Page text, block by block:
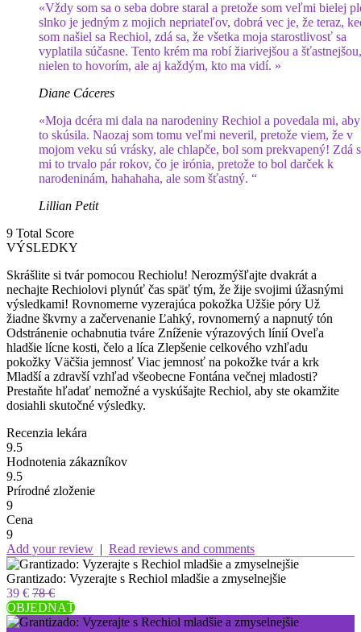
«Vždy som sa o seba dobre staral a pretože som veľmi bielej
slnko je jedným z mojich nepriateľov, dobrá vec je, že teraz,
som našiel sa Rechiol, zdá sa, že všetka moja starostlivosť sa
vyplatila súčasne. Tento krém ma robí žiarivejšou a šťastnejšou,
nielen to hovorím, ale aj každým, kto ma vidí. »
Diane Cáceres
«Moja dcéra mi dala na narodeniny Rechiol a povedala mi,
to skúsila. Naozaj som tomu veľmi neveril, pretože viem, že v
mojom veku sú vrásky, ale chlapče, bol som prekvapený! Zdá
mi to trvalo pár rokov, čo je irónia, pretože to bol darček k
narodeninám, hahahaha, ale som šťastný. “
Lillian Petit
9 Total Score
VÝSLEDKY
Skrášlite si tvár pomocou Rechiolu! Nerozmýšľajte dvakrát a
nechajte Rechiolovi plynúť čas späť tým, že žije svojimi úžasnými
výsledkami! Rovnomerne vyzerajúca pokožka Užšie póry Už
žiadne škvrny a začervenanie Ľahký, rovnomerný a napnutý tón
Odstránenie ochabnutia tváre Zníženie výrazových línií Oveľa
hladšie lícne kosti, čelo a líca Zlepšenie celkového vzhľadu
pokožky Väčšia jemnosť Viac jemnosť na pokožke tvár a krk
Mladší a zdravší vzhľad všeobecne Fontána večnej mladosti?
Prestaňte hľadať nemožné a vyskúšajte Rechiol, aby ste okamžite
dosiahli skutočné výsledky.
Recenzia lekára
9.5
Hodnotenia zákazníkov
9.5
Prírodné zloženie
9
Cena
9
Add your review | Read reviews and comments
Grantizado: Vyzerajte s Rechiol mladšie a zmyselnejšie
39 € 78 €
OBJEDNAŤ